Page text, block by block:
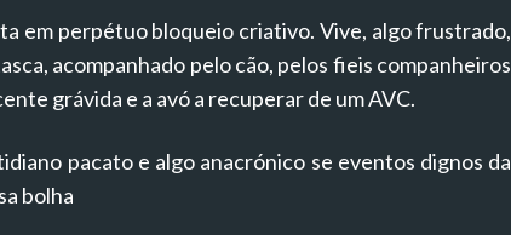
em perpétuo bloqueio criativo. Vive, algo frustrado,
acompanhado pelo cão, pelos fieis companheiros
grávida e a avó a recuperar de um AVC.
pacato e algo anacrónico se eventos dignos da
bolha